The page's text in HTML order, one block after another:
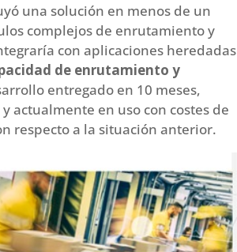
una solución en menos de un
complejos de enrutamiento y
con aplicaciones heredadas
de enrutamiento y
entregado en 10 meses,
actualmente en uso con costes de
respecto a la situación anterior.